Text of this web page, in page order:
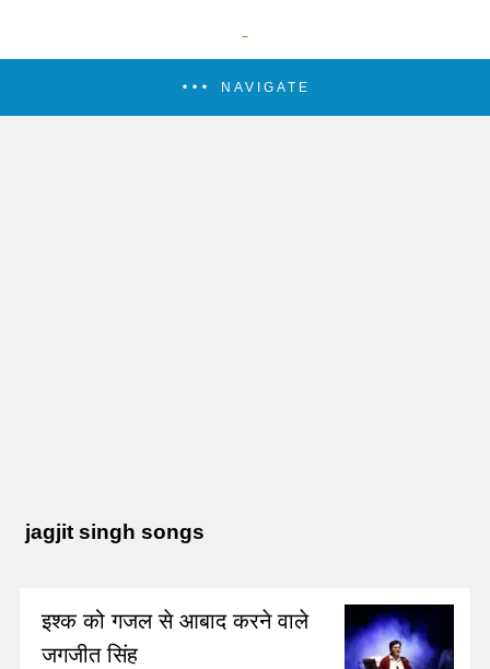
NAVIGATE
jagjit singh songs
इश्क को गजल से आबाद करने वाले
जगजीत सिंह